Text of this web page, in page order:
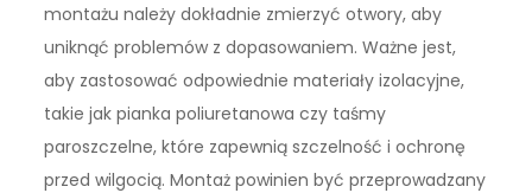
montażu należy dokładnie zmierzyć otwory, aby
uniknąć problemów z dopasowaniem. Ważne jest,
aby zastosować odpowiednie materiały izolacyjne,
takie jak pianka poliuretanowa czy taśmy
paroszczelne, które zapewnią szczelność i ochronę
przed wilgocią. Montaż powinien być przeprowadzany